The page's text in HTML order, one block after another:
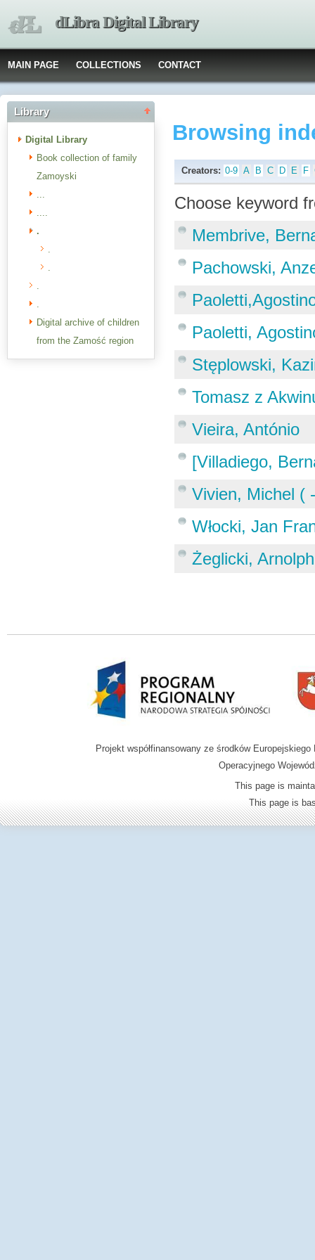
dLibra Digital Library
MAIN PAGE COLLECTIONS CONTACT
Library
Digital Library
Book collection of family
Zamoyski
...
....
.
.
.
.
.
Digital archive of children
from the Zamość region
Browsing
Creators: 0-9 A B C D E F
Choose keyword
Membrive,
Pachowski,
Paoletti,
Stęplowski,
Tomasz z
Vieira, António
[Villadiego,
Vivien, Michel (
Włocki, Jan
Żeglicki,
Projekt współfinansowany ze środków
Operacyjnego
This page is
This page is